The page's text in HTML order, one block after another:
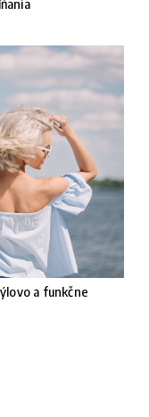
a funkčne